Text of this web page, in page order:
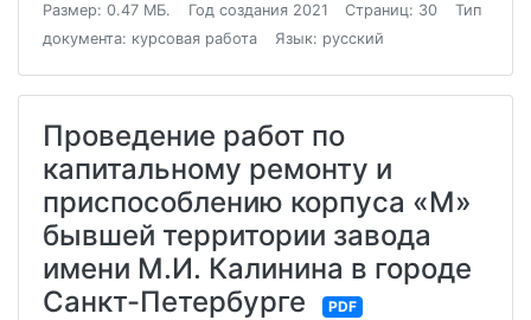
Размер: 0.47 МБ. Год создания 2021 Страниц: 30
Тип
документа: курсовая работа
Язык: русский
Проведение работ по
капитальному ремонту и
приспособлению корпуса «М»
бывшей территории завода
имени М.И. Калинина в городе
Санкт-Петербурге
PDF